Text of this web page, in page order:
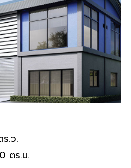
.ว.
ตร.ม.